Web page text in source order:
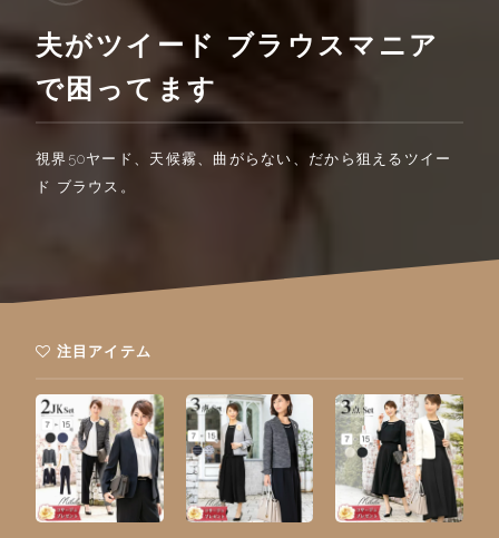
夫がツイード ブラウスマニア
で困ってます
視界50ヤード、天候霧、曲がらない、だから狙えるツイー
ド ブラウス。
注目アイテム